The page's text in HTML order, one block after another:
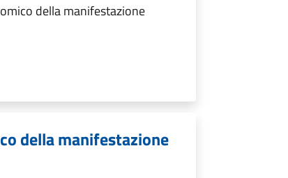
della manifestazione
della manifestazione